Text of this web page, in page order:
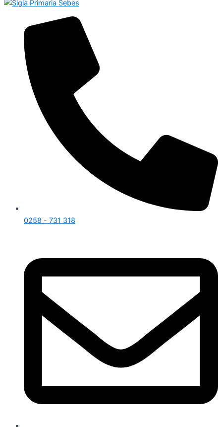
0258 - 731 318